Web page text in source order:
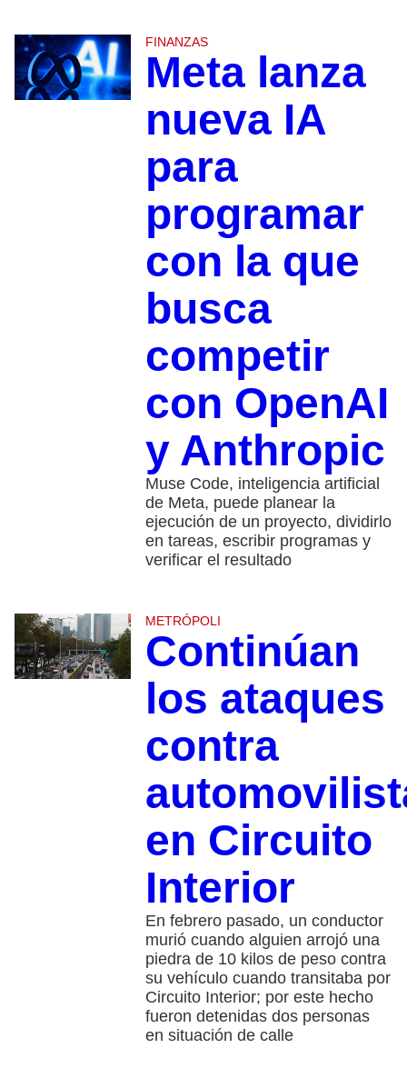
FINANZAS
Meta lanza
nueva IA
para
programar
con la que
busca
competir
con OpenAI
y Anthropic
Muse Code, inteligencia artificial
de Meta, puede planear la
ejecución de un proyecto, dividirlo
en tareas, escribir programas y
verificar el resultado
METRÓPOLI
Continúan
los ataques
contra
en Circuito
Interior
En febrero pasado, un conductor
murió cuando alguien arrojó una
piedra de 10 kilos de peso contra
su vehículo cuando transitaba por
Circuito Interior; por este hecho
fueron detenidas dos personas
en situación de calle